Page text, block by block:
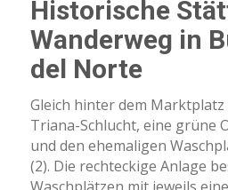
Historische
Wanderweg in
del Norte
Gleich hinter dem
Triana-Schlucht, eine grüne
und den ehemaligen
(2). Die rechteckige Anlage